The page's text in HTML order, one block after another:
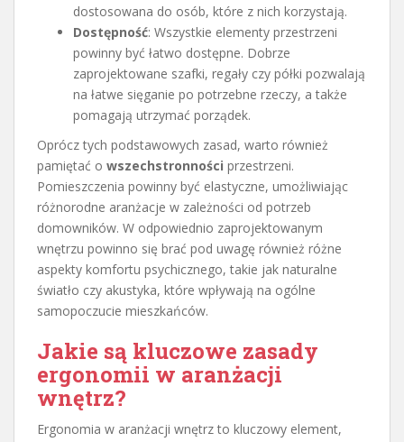
dostosowana do osób, które z nich korzystają.
Dostępność: Wszystkie elementy przestrzeni
powinny być łatwo dostępne. Dobrze
zaprojektowane szafki, regały czy półki pozwalają
na łatwe sięganie po potrzebne rzeczy, a także
pomagają utrzymać porządek.
Oprócz tych podstawowych zasad, warto również
pamiętać o wszechstronności przestrzeni.
Pomieszczenia powinny być elastyczne, umożliwiając
różnorodne aranżacje w zależności od potrzeb
domowników. W odpowiednio zaprojektowanym
wnętrzu powinno się brać pod uwagę również różne
aspekty komfortu psychicznego, takie jak naturalne
światło czy akustyka, które wpływają na ogólne
samopoczucie mieszkańców.
Jakie są kluczowe zasady
ergonomii w aranżacji
wnętrz?
Ergonomia w aranżacji wnętrz to kluczowy element,